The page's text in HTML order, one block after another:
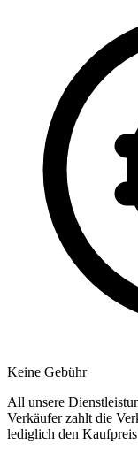
Keine Gebühr
All unsere
Verkäufer zahlt die
lediglich den